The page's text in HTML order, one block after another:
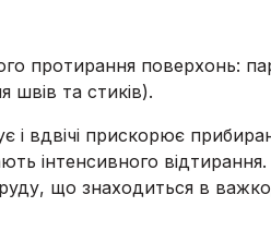
протирання поверхонь:
швів та стиків).
і вдвічі прискорює
інтенсивного
що знаходиться в